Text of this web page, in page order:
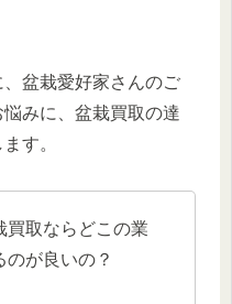
盆栽愛好家さんのご
悩みに、盆栽買取の達
す。
買取ならどこの業
のが良いの？